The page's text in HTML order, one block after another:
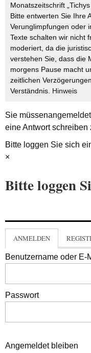
Monatszeitschrift „Tichys
Bitte entwerten Sie Ihre
Verunglimpfungen oder
Texte schalten wir nicht
moderiert, da die
verstehen Sie, dass die
morgens Pause macht
zeitlichen
Verständnis. Hinweis
Sie müssenangemeldet
eine Antwort schreiben
Bitte loggen Sie sich
×
Bitte loggen
ANMELDEN
Benutzername oder E-
Passwort
Angemeldet bleiben